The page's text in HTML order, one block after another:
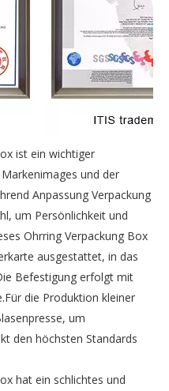
ist ein wichtiger
und der
Anpassung Verpackung
um Persönlichkeit und
Ohrring Verpackung Box
ausgestattet, in das
Befestigung erfolgt mit
die Produktion kleiner
um
den höchsten Standards
hat ein schlichtes und